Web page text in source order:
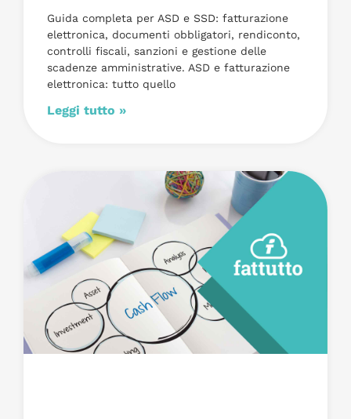
Guida completa per ASD e SSD: fatturazione
elettronica, documenti obbligatori, rendiconto,
controlli fiscali, sanzioni e gestione delle
scadenze amministrative. ASD e fatturazione
elettronica: tutto quello
Leggi tutto »